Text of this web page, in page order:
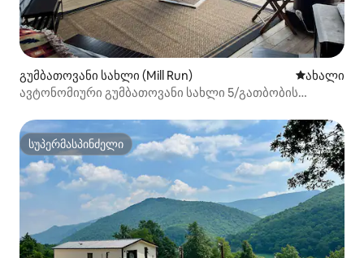
გუმბათოვანი სახლი (Mill Run) ახლად
ახალი
ავტონომიური გუმბათოვანი სახლი 5/გათბობის
სუპერმასპინძელი
სუპერმასპინძელი